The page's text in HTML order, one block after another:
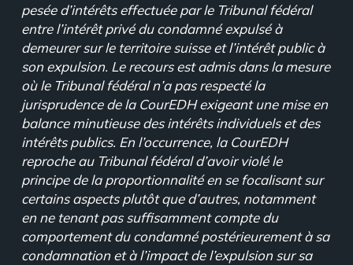
pesée d’intérêts effectuée par le Tribunal fédéral
entre l’intérêt privé du condamné expulsé à
demeurer sur le territoire suisse et l’intérêt public à
son expulsion. Le recours est admis dans la mesure
où le Tribunal fédéral n’a pas respecté la
jurisprudence de la CourEDH exigeant une mise en
balance minutieuse des intérêts individuels et des
intérêts publics. En l’occurrence, la CourEDH
reproche au Tribunal fédéral d’avoir violé le
principe de la proportionnalité en se focalisant sur
certains aspects plutôt que d’autres, notamment
en ne tenant pas suffisamment compte du
comportement du condamné postérieurement à sa
condamnation et à l’impact de l’expulsion sur sa